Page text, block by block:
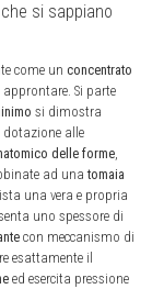
si sappiano
come un concentrato
Si parte
si dimostra
dotazione alle
delle forme,
ad una tomaia
una vera e propria
uno spessore di
con meccanismo di
esattamente il
ed esercita pressione